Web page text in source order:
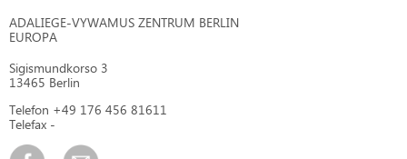
ADALIEGE-VYWAMUS ZENTRUM BERLIN
EUROPA
Sigismundkorso 3
13465 Berlin
Telefon +49 176 456 81611
Telefax -